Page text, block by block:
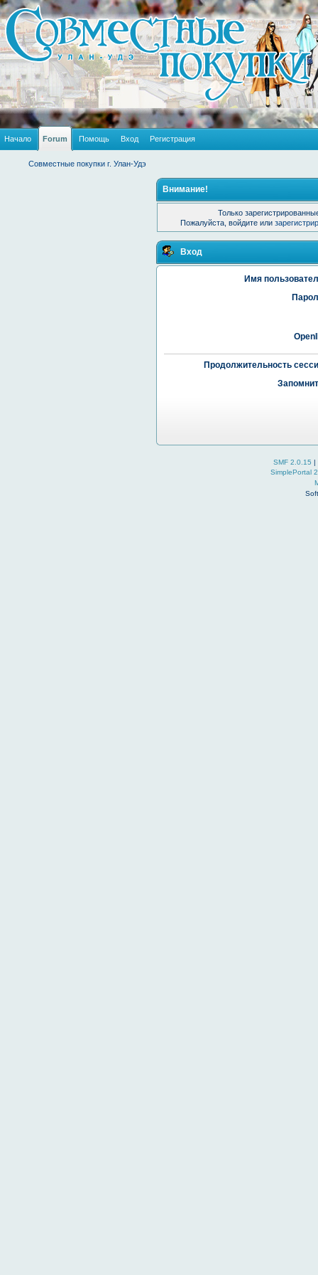
Начало Forum Помощь Вход Регистрация
Совместные покупки г. Улан-Удэ
Внимание!
Только
Пожалуйста, войдите или
Вход
Имя
Продолжительность
SMF 2.0.15 |
SimplePortal